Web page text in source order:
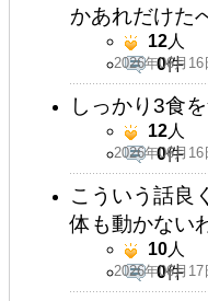
かあれだけた
2026年06月16
12人
0件
しっかり3食
2026年06月16
12人
0件
こういう話良
体も動かない
2026年06月17
10人
0件